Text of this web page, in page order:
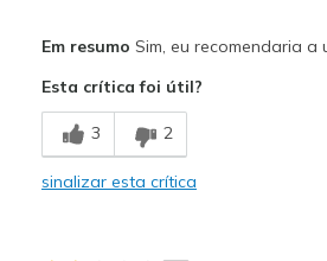
Comfortable
Melhores utilizações
Casual Wear
Em resumo Sim, eu recomendaria a
Esta crítica foi útil?
3 2
sinalizar esta crítica